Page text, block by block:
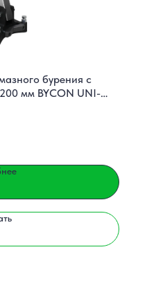
бурения с
мм BYCON UNI-